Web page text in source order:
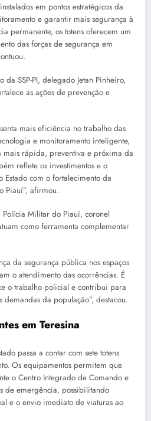
em pontos estratégicos da
e garantir mais segurança à
permanente, os totens oferecem um
das forças de segurança em
SSP-PI, delegado Jetan Pinheiro,
as ações de prevenção e
mais eficiência no trabalho das
e monitoramento inteligente,
mais rápida, preventiva e próxima da
reflete os investimentos e o
com o fortalecimento da
Piauí”, afirmou.
Polícia Militar do Piauí, coronel
como ferramenta complementar
da segurança pública nos espaços
o atendimento das ocorrências. É
o trabalho policial e contribui para
da população”, destacou.
em Teresina
passa a contar com sete totens
Os equipamentos permitem que
o Centro Integrado de Comando e
de emergência, possibilitando
e o envio imediato de viaturas ao